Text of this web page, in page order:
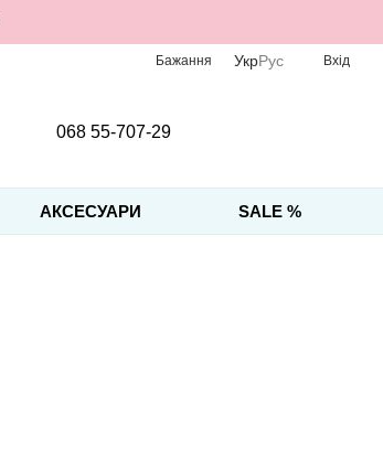
Бажання УкрРус Вхід
068 55-707-29
АКСЕСУАРИ SALE %